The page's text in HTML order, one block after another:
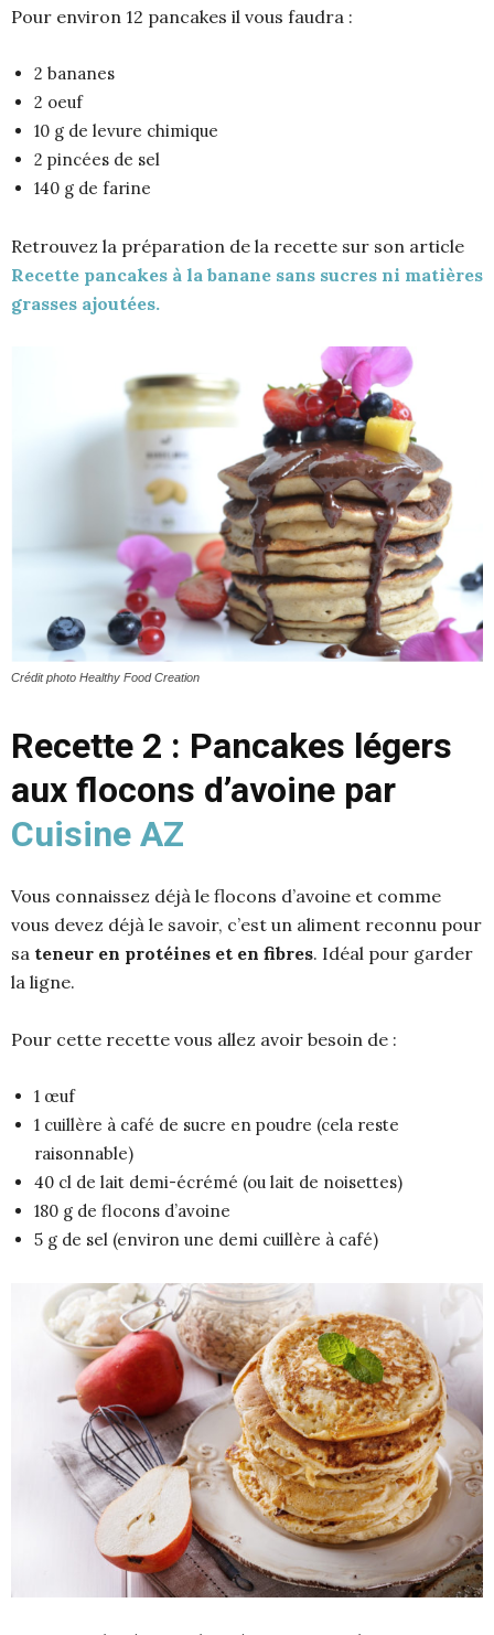
Pour environ 12 pancakes il vous faudra :
2 bananes
2 oeuf
10 g de levure chimique
2 pincées de sel
140 g de farine
Retrouvez la préparation de la recette sur son article
Recette pancakes à la banane sans sucres ni matières
grasses ajoutées.
Crédit photo Healthy Food Creation
Recette 2 : Pancakes légers
aux flocons d’avoine par
Cuisine AZ
Vous connaissez déjà le flocons d’avoine et comme
vous devez déjà le savoir, c’est un aliment reconnu pour
sa teneur en protéines et en fibres. Idéal pour garder
la ligne.
Pour cette recette vous allez avoir besoin de :
1 œuf
1 cuillère à café de sucre en poudre (cela reste
raisonnable)
40 cl de lait demi-écrémé (ou lait de noisettes)
180 g de flocons d’avoine
5 g de sel (environ une demi cuillère à café)